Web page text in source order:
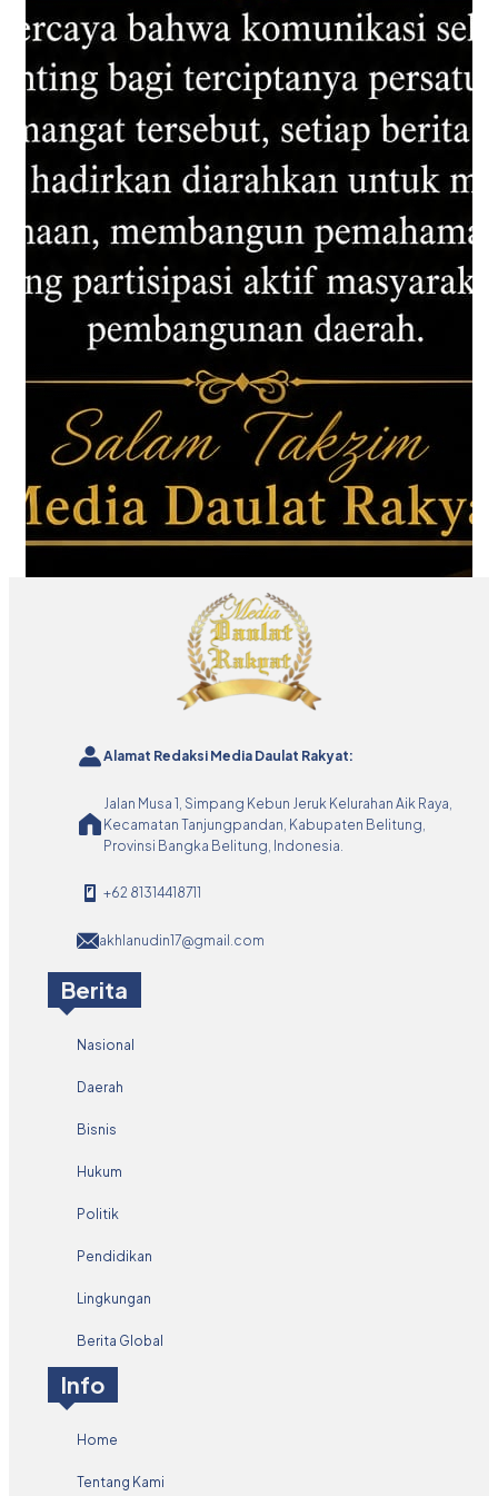
Alamat Redaksi Media Daulat Rakyat:
Jalan Musa 1, Simpang Kebun Jeruk Kelurahan Aik Raya,
Kecamatan Tanjungpandan, Kabupaten Belitung,
Provinsi Bangka Belitung, Indonesia.
+62 81314418711
akhlanudin17@gmail.com
Berita
Nasional
Daerah
Bisnis
Hukum
Politik
Pendidikan
Lingkungan
Berita Global
Info
Home
Tentang Kami